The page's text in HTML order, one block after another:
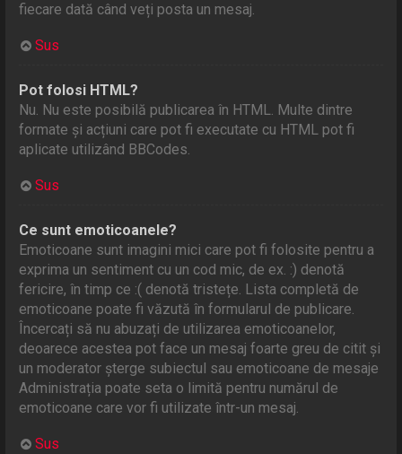
fiecare dată când veți posta un mesaj.
Sus
Pot folosi HTML?
Nu. Nu este posibilă publicarea în HTML. Multe dintre
formate și acțiuni care pot fi executate cu HTML pot fi
aplicate utilizând BBCodes.
Sus
Ce sunt emoticoanele?
Emoticoane sunt imagini mici care pot fi folosite pentru a
exprima un sentiment cu un cod mic, de ex. :) denotă
fericire, în timp ce :( denotă tristețe. Lista completă de
emoticoane poate fi văzută în formularul de publicare.
Încercați să nu abuzați de utilizarea emoticoanelor,
deoarece acestea pot face un mesaj foarte greu de citit și
un moderator șterge subiectul sau emoticoane de mesaje
Administrația poate seta o limită pentru numărul de
emoticoane care vor fi utilizate într-un mesaj.
Sus